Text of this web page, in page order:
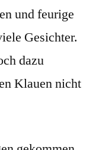
und feurige
Gesichter.
dazu
Klauen nicht